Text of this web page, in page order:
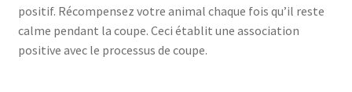
positif. Récompensez votre animal chaque fois qu’il reste
calme pendant la coupe. Ceci établit une association
positive avec le processus de coupe.